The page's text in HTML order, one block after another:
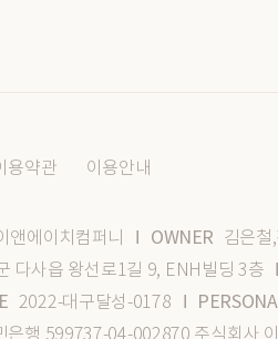
용약관 이용안내
앤에이치컴퍼니 OWNER 김은철
다사읍 왕선로1길 9, ENH빌딩 3층
2022-대구달성-0178
은행 599737-04-002870 주식회사